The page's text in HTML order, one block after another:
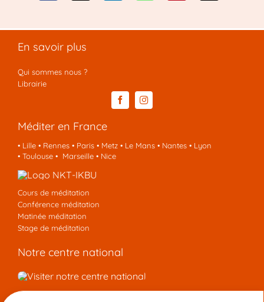
En savoir plus
Qui sommes nous ?
Librairie
Méditer en France
• Lille• Rennes• Paris• Metz• Le Mans• Nantes• Lyon
• Toulouse• Marseille• Nice
Cours de méditation
Conférence méditation
Matinée méditation
Stage de méditation
Notre centre national